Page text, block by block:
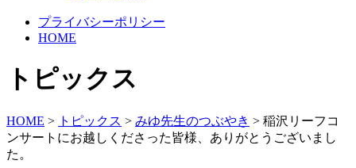
プライバシーポリシー
HOME
トピックス
HOME > トピックス > みゆ先生のつぶやき > 稲沢リーフコ
ンサートにお越しくださった皆様、ありがとうございまし
た。